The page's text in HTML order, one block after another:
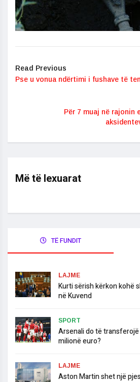
Read Previous
Pse u vonua ndërtimi i fushave të
Për 7 muaj në rajonin
Më të lexuarat
TË FUNDIT
LAJME
​Kurti sërish kërkon kohë
në Kuvend
SPORT
Arsenali do të
milionë euro?
LAJME
Aston Martin shet një